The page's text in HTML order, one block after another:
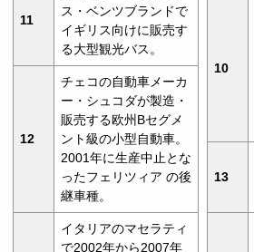
11
ス・ベンツブランドで
イギリス向けに販売す
る大型観光バス。
12
チェコの自動車メーカ
ー・シュコダが製造・
販売する欧州Bセグメ
ント級の小型自動車。
2001年に生産中止とな
ったフェリツィア の後
継車種。
イタリアのマセラティ
で2002年から2007年
10
13